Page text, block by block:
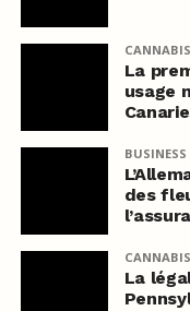
La
usage
BUSINESS
des
La